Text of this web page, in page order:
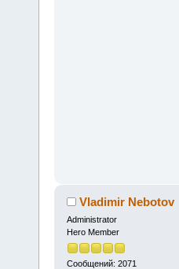
Vladimir Nebotov
Administrator
Hero Member
Сообщений: 2071